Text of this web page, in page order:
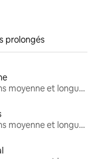
prolongés
Locations moyenne et longue durée
Locations moyenne et longue durée